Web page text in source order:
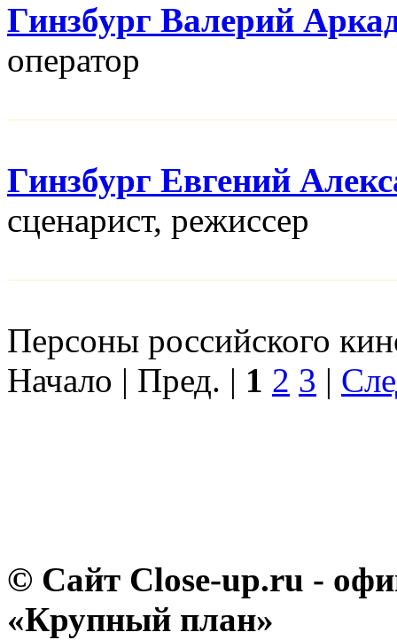
Гинзбург Валерий
оператор
Гинзбург Евгений
сценарист, режисcер
Персоны российского
Начало | Пред. | 1 2 3 |
© Сайт Close-up.ru -
«Крупный план»